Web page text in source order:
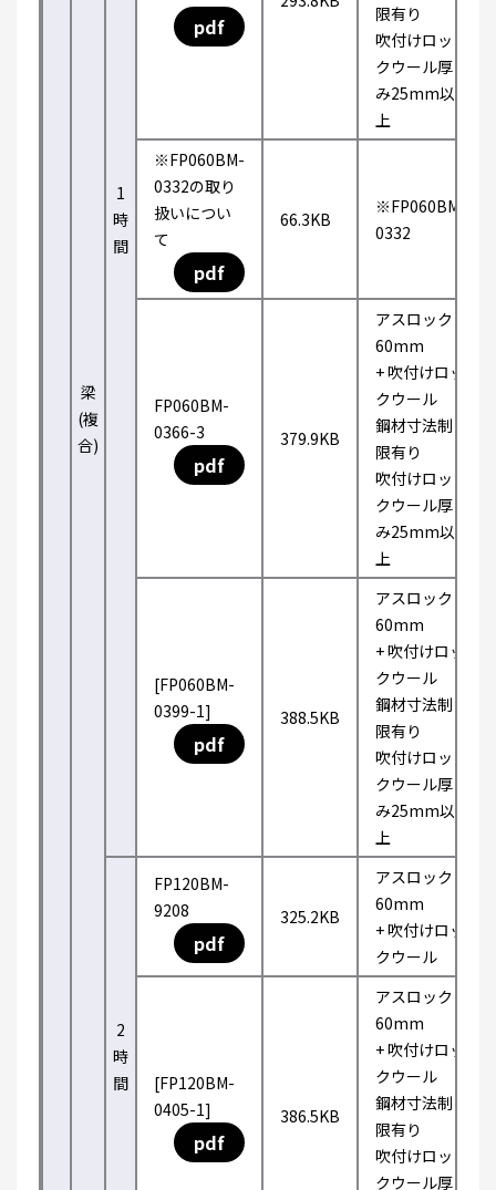
梁
(複
合)
1
時
間
pdf
限有り
吹付けロッ
クウール厚
み25mm以
上
※FP060BM-
0332の取り
扱いについ
て
pdf
66.3KB
※FP060BM-
0332
FP060BM-
0366-3
pdf
379.9KB
アスロック
60mm
+ 吹付けロッ
クウール
鋼材寸法制
限有り
吹付けロッ
クウール厚
み25mm以
上
[FP060BM-
0399-1]
pdf
388.5KB
アスロック
60mm
+ 吹付けロッ
クウール
鋼材寸法制
限有り
吹付けロッ
クウール厚
み25mm以
上
2
時
間
FP120BM-
9208
pdf
325.2KB
アスロック
60mm
+ 吹付けロッ
クウール
[FP120BM-
0405-1]
pdf
386.5KB
アスロック
60mm
+ 吹付けロッ
クウール
鋼材寸法制
限有り
吹付けロッ
クウール厚